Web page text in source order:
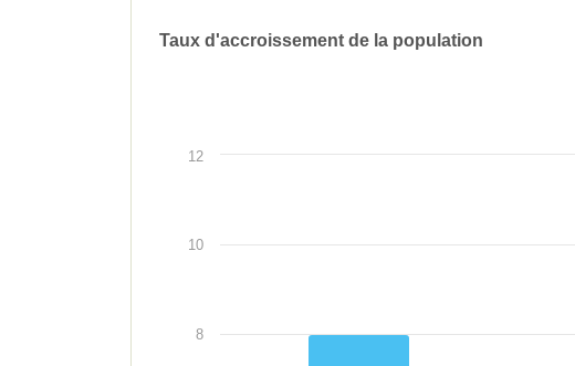
Bilan
REPRÉSENTATION
Taux d'accroissement de la population
8
10
12